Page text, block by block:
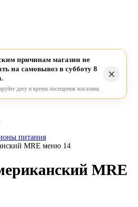
причинам магазин не
на самовывоз в субботу 8
дату и время посещения магазина.
питания
MRE меню 14
MRE